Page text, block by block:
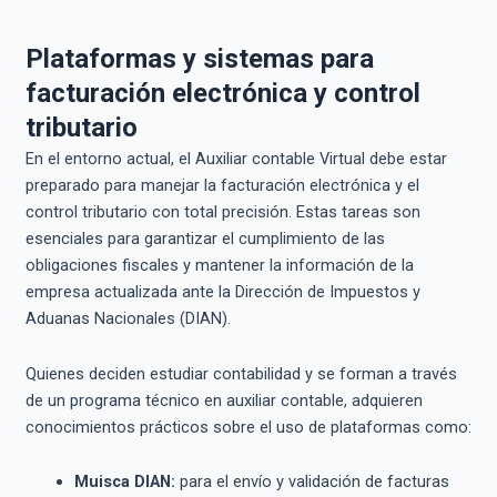
Plataformas y sistemas para
facturación electrónica y control
tributario
En el entorno actual, el Auxiliar contable Virtual debe estar
preparado para manejar la facturación electrónica y el
control tributario con total precisión. Estas tareas son
esenciales para garantizar el cumplimiento de las
obligaciones fiscales y mantener la información de la
empresa actualizada ante la Dirección de Impuestos y
Aduanas Nacionales (DIAN).
Quienes deciden estudiar contabilidad y se forman a través
de un programa técnico en auxiliar contable, adquieren
conocimientos prácticos sobre el uso de plataformas como:
Muisca DIAN: para el envío y validación de facturas